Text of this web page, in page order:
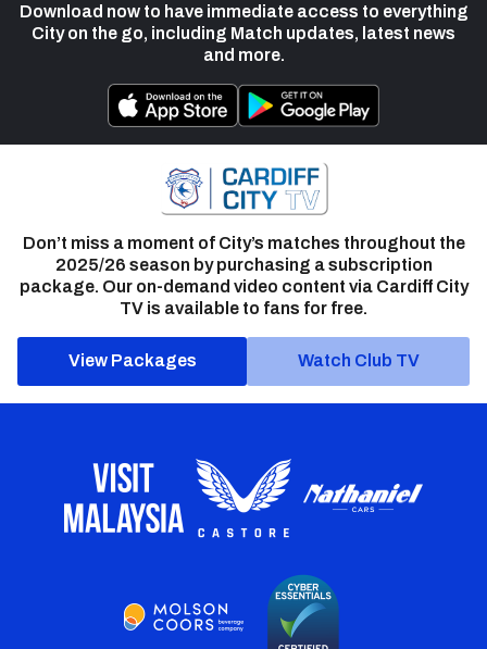
Download now to have immediate access to everything
City on the go, including Match updates, latest news
and more.
Don’t miss a moment of City’s matches throughout the
2025/26 season by purchasing a subscription
package. Our on-demand video content via Cardiff City
TV is available to fans for free.
View Packages Watch Club TV